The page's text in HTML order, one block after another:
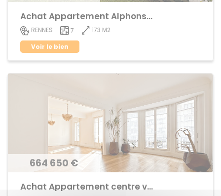
Achat Appartement Alphonse Guerin
RENNES 7
173 M2
Voir le bien
664 650 €
Achat Appartement centre ville